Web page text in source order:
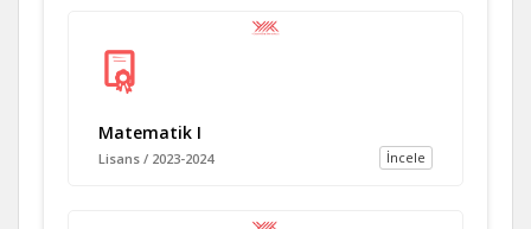
Matematik I
İncele
Lisans / 2023-2024